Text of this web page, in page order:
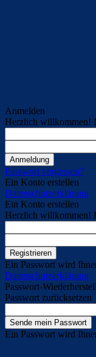
Anmelden
Herzlich willkommen!
Passwort vergessen?
Ein Konto erstellen
Datenschutzerklärung
Ein Konto erstellen
Herzlich willkommen!
Ein Passwort wird
Datenschutzerklärung
Passwort-
Passwort zurücksetzen
Ein Passwort wird